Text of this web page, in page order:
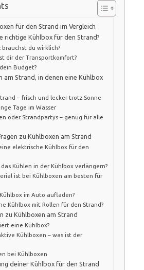
für den Strand im Vergleich
richtige Kühlbox für den Strand?
brauchst du wirklich?
dir der Transportkomfort?
Budget?
am Strand, in denen eine Kühlbox
– frisch und lecker trotz Sonne
Tage im Wasser
oder Strandpartys – genug für alle
zu Kühlboxen am Strand
elektrische Kühlbox für den
Kühlen in der Kühlbox verlängern?
ist bei Kühlboxen am besten für
im Auto aufladen?
Kühlbox mit Rollen für den Strand?
zu Kühlboxen am Strand
eine Kühlbox?
Kühlboxen – was ist der
bei Kühlboxen
deiner Kühlbox für den Strand